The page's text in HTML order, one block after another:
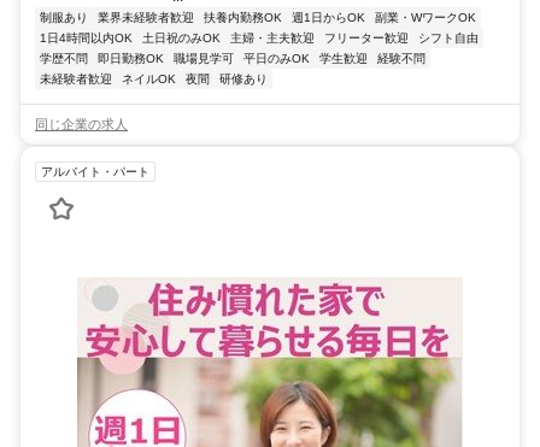
制服あり 業界未経験者歓迎 扶養内勤務OK 週1日からOK
副業・WワークOK
1日4時間以内OK
土日祝のみOK 主婦・主夫歓迎 フリーター歓迎
シフト自由
学歴不問
即日勤務OK 職場見学可 平日のみOK 学生歓迎
経験不問
未経験者歓迎
ネイルOK 夜間 研修あり
同じ企業の求人
アルバイト・パート